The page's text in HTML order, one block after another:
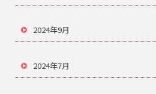
2024年9月
2024年7月